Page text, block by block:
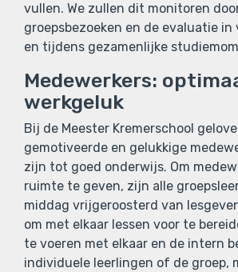
vullen. We zullen dit monitoren
groepsbezoeken en de evaluatie
en tijdens gezamenlijke
Medewerkers:
werkgeluk
Bij de Meester Kremerschool
gemotiveerde en gelukkige
zijn tot goed onderwijs. Om
ruimte te geven, zijn alle
middag vrijgeroosterd van
om met elkaar lessen voor te
te voeren met elkaar en de intern
individuele leerlingen of de groep,